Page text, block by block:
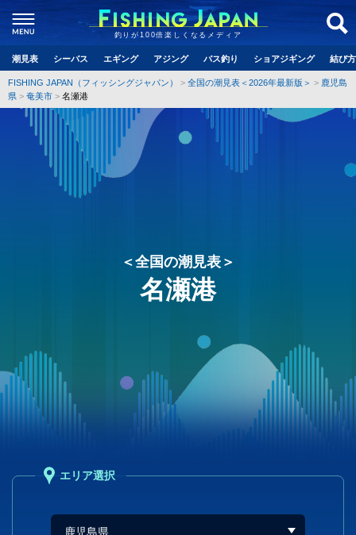
釣りが100倍楽しくなるメディア
潮見表 シーバス エギング アジング バス釣り ショアジギング 結び
FISHING JAPAN（フィッシングジャパン） 全国の潮見表＜2026年最新版＞
鹿児島
県
奄美市 名瀬港
＜全国の潮見表＞
名瀬港
エリア選択